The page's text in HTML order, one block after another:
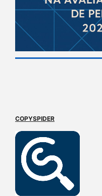
COPYSPIDER